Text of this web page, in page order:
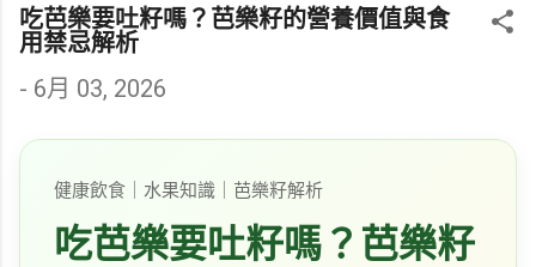
吃芭樂要吐籽嗎？芭樂籽的營養價值與食
用禁忌解析
- 6月 03, 2026
健康飲食｜水果知識｜芭樂籽解析
吃芭樂要吐籽嗎？芭樂籽